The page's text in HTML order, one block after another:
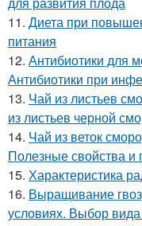
11. Диета при
питания
12. Антибиотики для
Антибиотики при
13. Чай из листьев
из листьев черной
14. Чай из веток
Полезные свойства и
15. Характеристика
16. Выращивание
условиях. Выбор вида